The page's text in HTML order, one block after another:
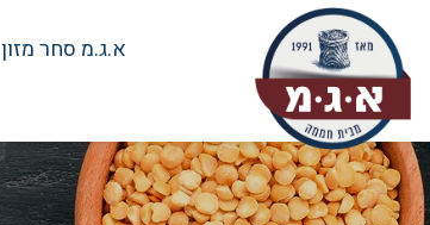
א.ג.מ סחר מזון